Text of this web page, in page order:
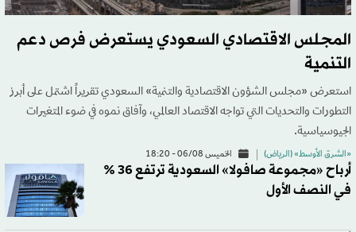
المجلس الاقتصادي السعودي يستعرض فرص دعم
التنمية
استعرض «مجلس الشؤون الاقتصادية والتنمية» السعودي تقريراً اشتمل على أبرز
التطورات والتحديات التي تواجه الاقتصاد العالمي، وآفاق نموه في ضوء المتغيرات
الجيوسياسية.
«الشرق الأوسط» (الرياض) الخميس 06/08 - 18:20
أرباح «مجموعة صافولا» السعودية ترتفع 36 %
في النصف الأول